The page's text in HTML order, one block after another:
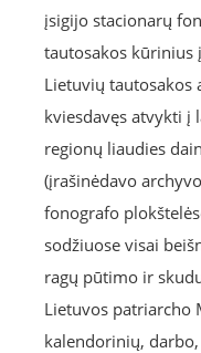
įsigijo stacionarų
tautosakos kūrinius
Lietuvių tautosakos
kviesdavęs atvykti į
regionų liaudies
(įrašinėdavo
fonografo
sodžiuose visai
ragų pūtimo ir
Lietuvos patriarcho
kalendorinių,